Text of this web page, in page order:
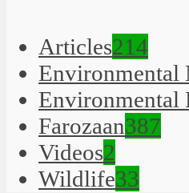
Articles214
Environmental
Environmental
Farozaan387
Videos2
Wildlife33